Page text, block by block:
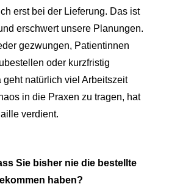
erst bei der Lieferung. Das ist
erschwert unsere Planungen.
gezwungen, Patientinnen
oder kurzfristig
natürlich viel Arbeitszeit
in die Praxen zu tragen, hat
verdient.
Sie bisher nie die bestellte
haben?